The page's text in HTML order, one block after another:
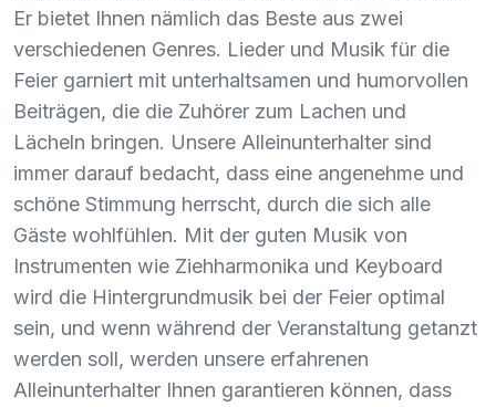
Er bietet Ihnen nämlich das Beste aus zwei
verschiedenen Genres. Lieder und Musik für die
Feier garniert mit unterhaltsamen und humorvollen
Beiträgen, die die Zuhörer zum Lachen und
Lächeln bringen. Unsere Alleinunterhalter sind
immer darauf bedacht, dass eine angenehme und
schöne Stimmung herrscht, durch die sich alle
Gäste wohlfühlen. Mit der guten Musik von
Instrumenten wie Ziehharmonika und Keyboard
wird die Hintergrundmusik bei der Feier optimal
sein, und wenn während der Veranstaltung getanzt
werden soll, werden unsere erfahrenen
Alleinunterhalter Ihnen garantieren können, dass